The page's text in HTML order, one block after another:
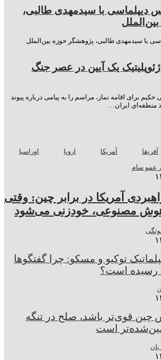
با سیدمهدی طالبی،
با سیدمهدی طالبی، پژوهشگر حوزه بین‌الملل
یک آیین در عصر جنگ
حکیم برای اقامه نماز، مراسم را به پیامی درباره پیوند
منطقه‌ای ایران…
آفریقا آمریکا اروپا اوراسیا
آمریکا در برابر چین: وقتی
مصنوعی، خودزنی می‌شود
توکیو و مسکو: چرا گفتگوها
رسیده است؟
چین قوی‌تر باشد، صلح در تنگه
است